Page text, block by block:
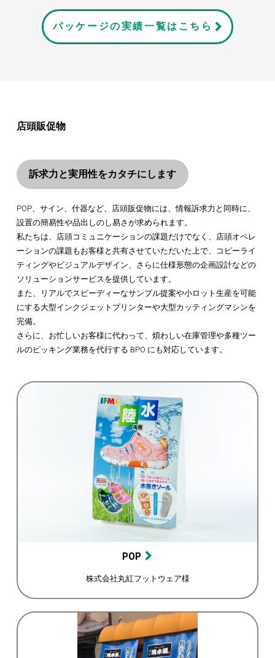
パッケージの実績一覧はこちら
店頭販促物
訴求力と実用性をカタチにします
POP、サイン、什器など、店頭販促物には、情報訴求力と同時に、
設置の簡易性や品出しのし易さが求められます。
私たちは、店頭コミュニケーションの課題だけでなく、店頭オペレ
ーションの課題もお客様と共有させていただいた上で、コピーライ
ティングやビジュアルデザイン、さらに仕様形態の企画設計などの
ソリューションサービスを提供しています。
また、リアルでスピーディーなサンプル提案や小ロット生産を可能
にする大型インクジェットプリンターや大型カッティングマシンを
完備。
さらに、お忙しいお客様に代わって、煩わしい在庫管理や多種ツー
ルのピッキング業務を代行する BPO にも対応しています。
POP
株式会社丸紅フットウェア様